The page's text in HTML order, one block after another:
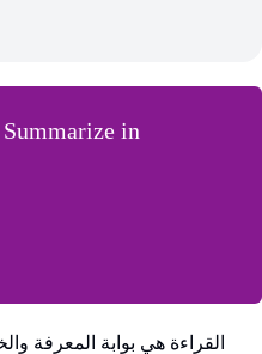
in
القراءة هي بوابة المعرفة